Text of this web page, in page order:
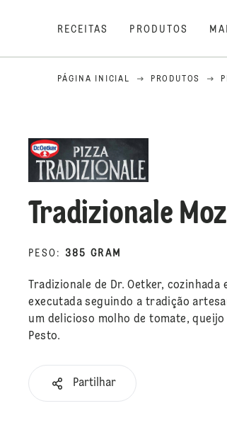
RECEITAS PRODUTOS
PÁGINA INICIAL PRODUTOS
Tradizionale
PESO : 385 GRAM
Tradizionale de Dr. Oetker,
executada seguindo a tradição
um delicioso molho de tomate,
Pesto.
Partilhar